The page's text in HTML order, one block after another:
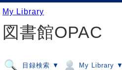
My Library
図書館OPAC
目録検索 ▼ My Library ▼